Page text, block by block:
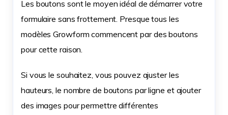
Les boutons sont le moyen idéal de démarrer votre
formulaire sans frottement. Presque tous les
modèles Growform commencent par des boutons
pour cette raison.
Si vous le souhaitez, vous pouvez ajuster les
hauteurs, le nombre de boutons par ligne et ajouter
des images pour permettre différentes